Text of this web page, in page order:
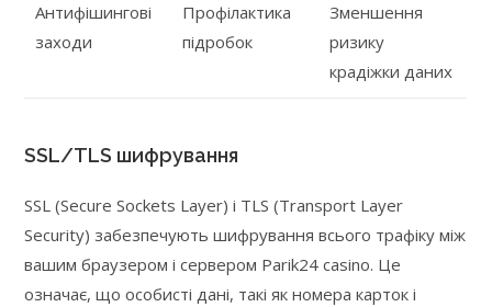
Антифішингові
заходи
Профілактика
підробок
Зменшення
ризику
крадіжки даних
SSL/TLS шифрування
SSL (Secure Sockets Layer) і TLS (Transport Layer
Security) забезпечують шифрування всього трафіку між
вашим браузером і сервером Parik24 casino. Це
означає, що особисті дані, такі як номера карток і